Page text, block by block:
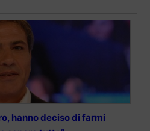
hanno deciso di farmi